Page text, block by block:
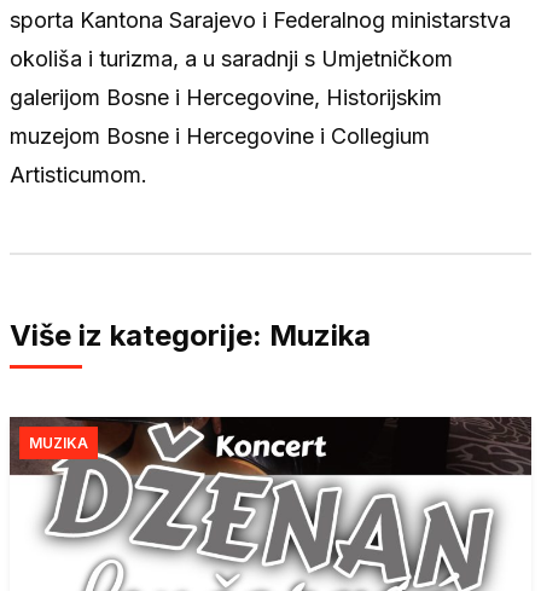
sporta Kantona Sarajevo i Federalnog ministarstva
okoliša i turizma, a u saradnji s Umjetničkom
galerijom Bosne i Hercegovine, Historijskim
muzejom Bosne i Hercegovine i Collegium
Artisticumom.
Više iz kategorije: Muzika
MUZIKA